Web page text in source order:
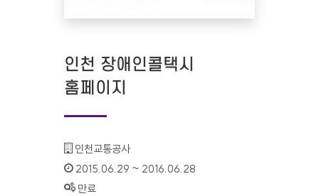
인천 장애인콜택시
홈페이지
기관명 :
인천교통공사
인증기간 :
2015.06.29 ~ 2016.06.28
상태 :
만료